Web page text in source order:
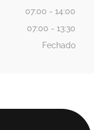
07:00 - 14:00
07:00 - 13:30
Fechado